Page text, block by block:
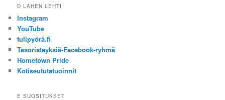
D LAHEN LEHTI
Instagram
YouTube
tulipyörä.fi
Tasoristeyksiä-Facebook-ryhmä
Hometown Pride
Kotiseututatuoinnit
E SUOSITUKSET